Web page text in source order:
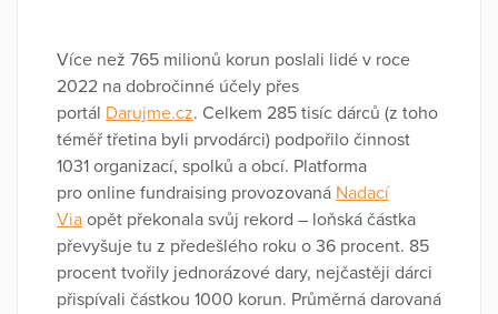
Více než 765 milionů korun poslali lidé v roce
2022 na dobročinné účely přes
portál Darujme.cz. Celkem 285 tisíc dárců (z toho
téměř třetina byli prvodárci) podpořilo činnost
1031 organizací, spolků a obcí. Platforma
pro online fundraising provozovaná Nadací
Via opět překonala svůj rekord – loňská částka
převyšuje tu z předešlého roku o 36 procent. 85
procent tvořily jednorázové dary, nejčastěji dárci
přispívali částkou 1000 korun. Průměrná darovaná